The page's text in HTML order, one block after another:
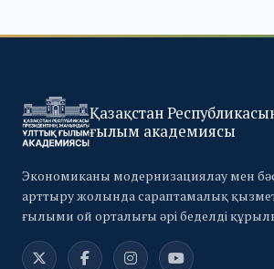
Қазақстан
ғылым академиясы
Экономиканы модернизациялау мен
арттыру жолында сараптамалық
ғылыми ой орталығы әрі беделді